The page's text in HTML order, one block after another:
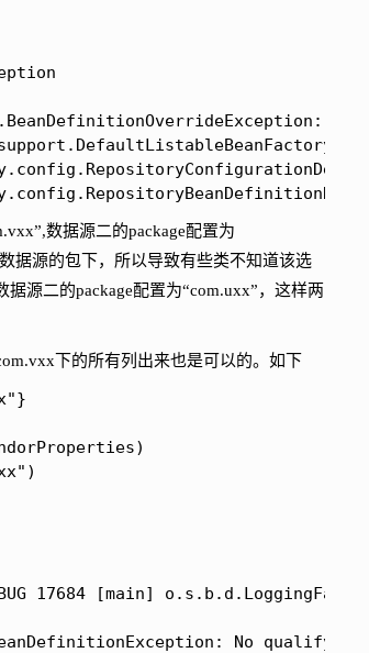
数据源二的package配置为
据源的包下，所以导致有些类不知道该选
源二的package配置为“com.uxx”，这样两
下的所有列出来也是可以的。如下
17684 [main]
No